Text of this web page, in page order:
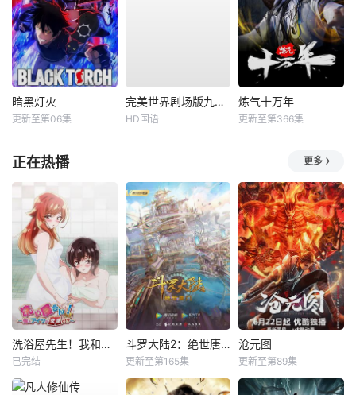
暗黑灯火
更新至第06集
完美世界剧场版九劫焚天
HD国语
炼气十万年
更新至第366集
正在热播 更多
洗浴屋先生！我和那家伙在女浴池！？
已完结
斗罗大陆2：绝世唐门
更新至第165集
沧元图
更新至第89集